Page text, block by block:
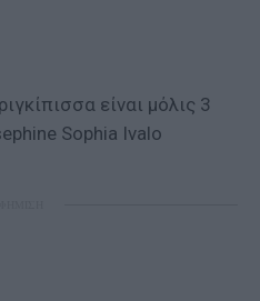
είναι μόλις 3
Sophia Ivalo